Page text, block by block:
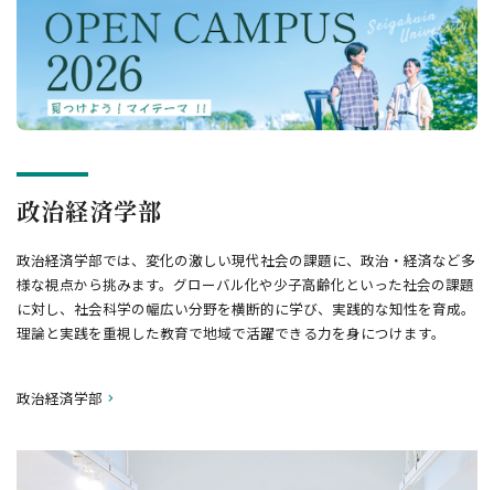
さは専門教育を行うゼミや演習、実習にも引き継がれ、卒業後も
盛んに交流が行われています。
政治経済学部
政治経済学部では、変化の激しい現代社会の課題に、政治・経済など多
様な視点から挑みます。グローバル化や少子高齢化といった社会の課題
に対し、社会科学の幅広い分野を横断的に学び、実践的な知性を育成。
理論と実践を重視した教育で地域で活躍できる力を身につけます。
政治経済学部